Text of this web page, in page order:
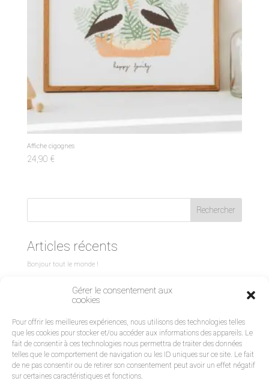
Gérer le consentement aux
cookies
Pour offrir les meilleures expériences, nous utilisons des technologies telles
que les cookies pour stocker et/ou accéder aux informations des appareils. Le
fait de consentir à ces technologies nous permettra de traiter des données
telles que le comportement de navigation ou les ID uniques sur ce site. Le fait
de ne pas consentir ou de retirer son consentement peut avoir un effet négatif
sur certaines caractéristiques et fonctions.
Affiche cigognes
24,90 €
Rechercher
Articles récents
Bonjour tout le monde !
Commentaires récents